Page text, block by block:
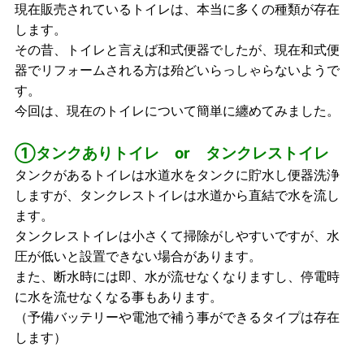
現在販売されているトイレは、本当に多くの種類が存在
します。
その昔、トイレと言えば和式便器でしたが、現在和式便
器でリフォームされる方は殆どいらっしゃらないようで
す。
今回は、現在のトイレについて簡単に纏めてみました。
①タンクありトイレ or タンクレストイレ
タンクがあるトイレは水道水をタンクに貯水し便器洗浄
しますが、タンクレストイレは水道から直結で水を流し
ます。
タンクレストイレは小さくて掃除がしやすいですが、水
圧が低いと設置できない場合があります。
また、断水時には即、水が流せなくなりますし、停電時
に水を流せなくなる事もあります。
（予備バッテリーや電池で補う事ができるタイプは存在
します）